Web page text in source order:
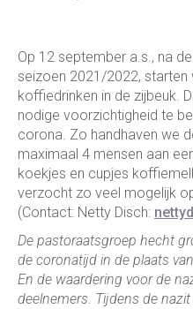
Op 12 september a.s., na
seizoen 2021/2022,
koffiedrinken in de zijbeuk.
nodige voorzichtigheid te
corona. Zo handhaven we
maximaal 4 mensen aan
koekjes en cupjes
verzocht zo veel mogelijk
(Contact: Netty Disch:
De pastoraatsgroep hecht
de coronatijd in de plaats
En de waardering voor de
deelnemers. Tijdens de